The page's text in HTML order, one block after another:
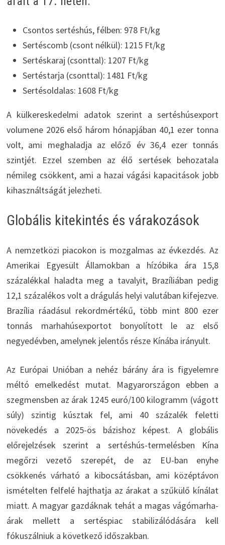
Csontos sertéshús, félben: 978 Ft/kg
Sertéscomb (csont nélkül): 1215 Ft/kg
Sertéskaraj (csonttal): 1207 Ft/kg
Sertéstarja (csonttal): 1481 Ft/kg
Sertésoldalas: 1608 Ft/kg
A külkereskedelmi adatok szerint a sertéshúsexport
volumene 2026 első három hónapjában 40,1 ezer tonna
volt, ami meghaladja az előző év 36,4 ezer tonnás
szintjét. Ezzel szemben az élő sertések behozatala
némileg csökkent, ami a hazai vágási kapacitások jobb
kihasználtságát jelezheti.
Globális kitekintés és várakozások
A nemzetközi piacokon is mozgalmas az évkezdés. Az
Amerikai Egyesült Államokban a hízóbika ára 15,8
százalékkal haladta meg a tavalyit, Brazíliában pedig
12,1 százalékos volt a drágulás helyi valutában kifejezve.
Brazília ráadásul rekordmértékű, több mint 800 ezer
tonnás marhahúsexportot bonyolított le az első
negyedévben, amelynek jelentős része Kínába irányult.
Az Európai Unióban a nehéz bárány ára is figyelemre
méltó emelkedést mutat. Magyarországon ebben a
szegmensben az árak 1245 euró/100 kilogramm (vágott
súly) szintig kúsztak fel, ami 40 százalék feletti
növekedés a 2025-ös bázishoz képest. A globális
előrejelzések szerint a sertéshús-termelésben Kína
megőrzi vezető szerepét, de az EU-ban enyhe
csökkenés várható a kibocsátásban, ami középtávon
ismételten felfelé hajthatja az árakat a szűkülő kínálat
miatt. A magyar gazdáknak tehát a magas vágómarha-
árak mellett a sertéspiac stabilizálódására kell
fókuszálniuk a következő időszakban.